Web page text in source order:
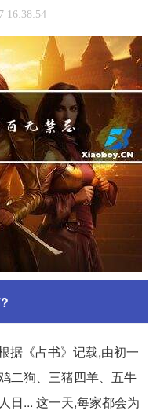
16:38:54
据《占书》记载,由初一
二狗、三猪四羊、五牛
日... 这一天,每家都会为